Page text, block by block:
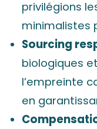
privilégions
minimalistes
Sourcing
biologiques
l’empreinte
en